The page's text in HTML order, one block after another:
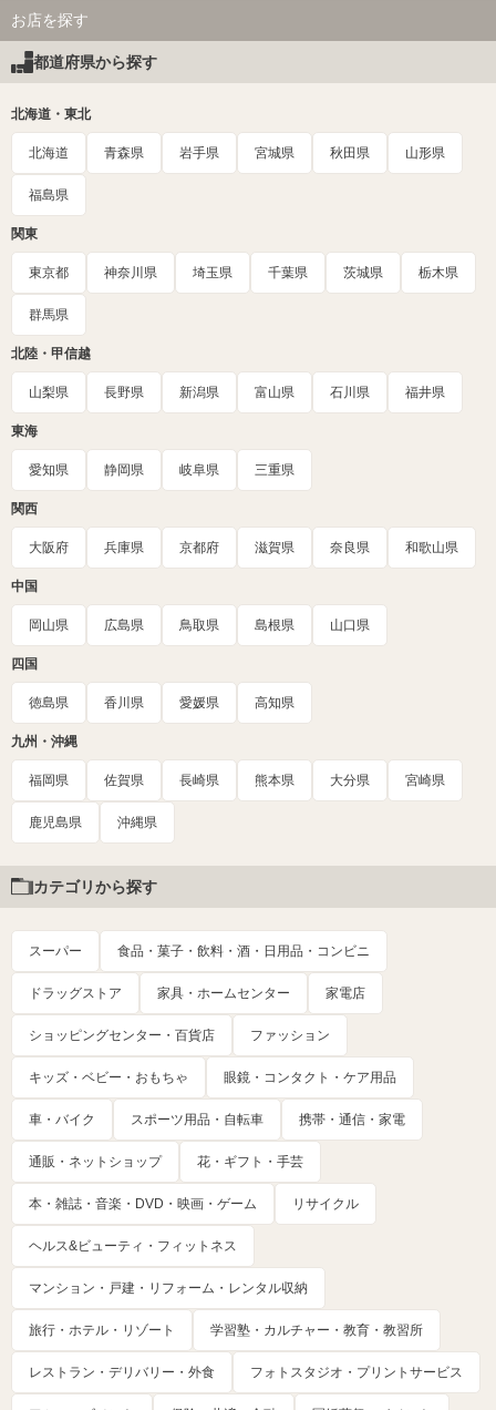
お店を探す
都道府県から探す
北海道・東北
北海道 青森県 岩手県 宮城県 秋田県 山形県
福島県
関東
東京都 神奈川県 埼玉県 千葉県 茨城県 栃木県
群馬県
北陸・甲信越
山梨県 長野県 新潟県 富山県 石川県 福井県
東海
愛知県 静岡県 岐阜県 三重県
関西
大阪府 兵庫県 京都府 滋賀県 奈良県 和歌山県
中国
岡山県 広島県 鳥取県 島根県 山口県
四国
徳島県 香川県 愛媛県 高知県
九州・沖縄
福岡県 佐賀県 長崎県 熊本県 大分県 宮崎県
鹿児島県 沖縄県
カテゴリから探す
スーパー 食品・菓子・飲料・酒・日用品・コンビニ
ドラッグストア 家具・ホームセンター 家電店
ショッピングセンター・百貨店 ファッション
キッズ・ベビー・おもちゃ 眼鏡・コンタクト・ケア用品
車・バイク スポーツ用品・自転車 携帯・通信・家電
通販・ネットショップ 花・ギフト・手芸
本・雑誌・音楽・DVD・映画・ゲーム リサイクル
ヘルス&ビューティ・フィットネス
マンション・戸建・リフォーム・レンタル収納
旅行・ホテル・リゾート 学習塾・カルチャー・教育・教習所
レストラン・デリバリー・外食 フォトスタジオ・プリントサービス